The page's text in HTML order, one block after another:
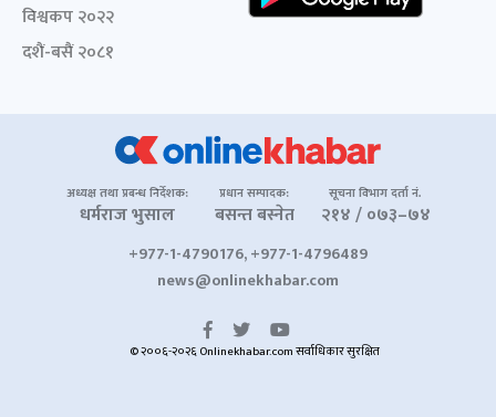
विश्वकप २०२२
दशैं-बसैं २०८१
अध्यक्ष तथा प्रबन्ध निर्देशक:
धर्मराज भुसाल
प्रधान सम्पादक:
बसन्त बस्नेत
सूचना विभाग दर्ता नं.
२१४ / ०७३–७४
+977-1-4790176, +977-1-4796489
news@onlinekhabar.com
© २००६-२०२६ Onlinekhabar.com सर्वाधिकार सुरक्षित